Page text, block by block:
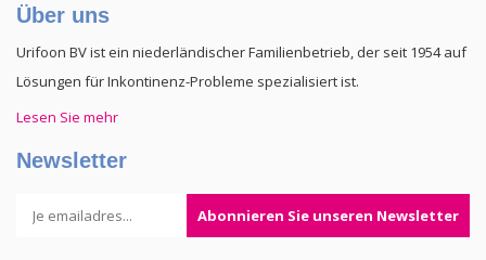
Über uns
Urifoon BV ist ein niederländischer Familienbetrieb, der seit 1954 auf
Lösungen für Inkontinenz-Probleme spezialisiert ist.
Lesen Sie mehr
Newsletter
Abonnieren Sie unseren Newsletter